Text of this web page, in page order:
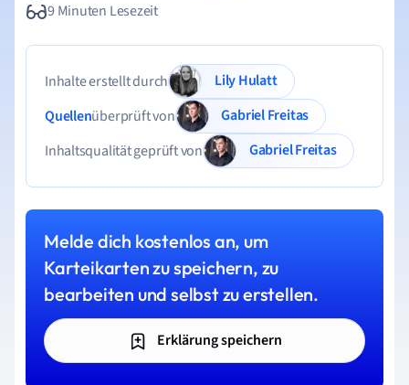
9 Minuten Lesezeit
Inhalte erstellt durch
Lily Hulatt
Quellenüberprüft von
Gabriel Freitas
Inhaltsqualität geprüft von
Gabriel Freitas
Melde dich kostenlos an, um
Karteikarten zu speichern, zu
bearbeiten und selbst zu erstellen.
Erklärung speichern